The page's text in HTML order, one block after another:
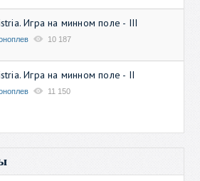
Игра на минном поле - III
10 187
Игра на минном поле - II
11 150